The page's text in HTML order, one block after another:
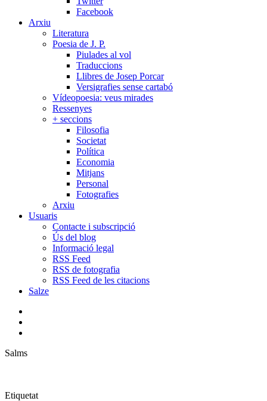
Facebook
Arxiu
Literatura
Poesia de J. P.
Piulades al vol
Traduccions
Llibres de Josep Porcar
Versigrafies sense cartabó
Vídeopoesia: veus mirades
Ressenyes
+ seccions
Filosofia
Societat
Política
Economia
Mitjans
Personal
Fotografies
Arxiu
Usuaris
Contacte i subscripció
Ús del blog
Informació legal
RSS Feed
RSS de fotografia
RSS Feed de les citacions
Salze
Salms
Etiquetat